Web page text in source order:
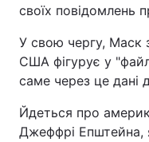
своїх повідомлень
У свою чергу, Маск
США фігурує у
саме через це дані
Йдеться про
Джеффрі Епштейна,